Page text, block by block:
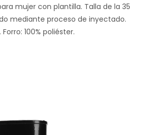
mujer con plantilla. Talla de la 35
mediante proceso de inyectado.
100% poliéster.